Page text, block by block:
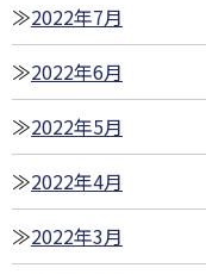
2022年7月
2022年6月
2022年5月
2022年4月
2022年3月